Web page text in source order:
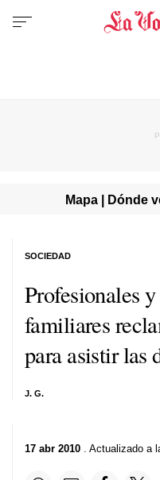
Mapa | Dónde
Profesionales
familiares
para asistir las
J. G.
SOCIEDAD
17 abr 2010 . Actualizado a